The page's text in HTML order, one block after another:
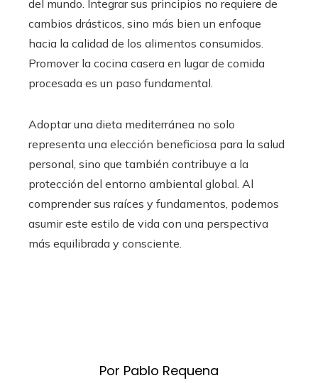
del mundo. Integrar sus principios no requiere de
cambios drásticos, sino más bien un enfoque
hacia la calidad de los alimentos consumidos.
Promover la cocina casera en lugar de comida
procesada es un paso fundamental.
Adoptar una dieta mediterránea no solo
representa una elección beneficiosa para la salud
personal, sino que también contribuye a la
protección del entorno ambiental global. Al
comprender sus raíces y fundamentos, podemos
asumir este estilo de vida con una perspectiva
más equilibrada y consciente.
Por Pablo Requena